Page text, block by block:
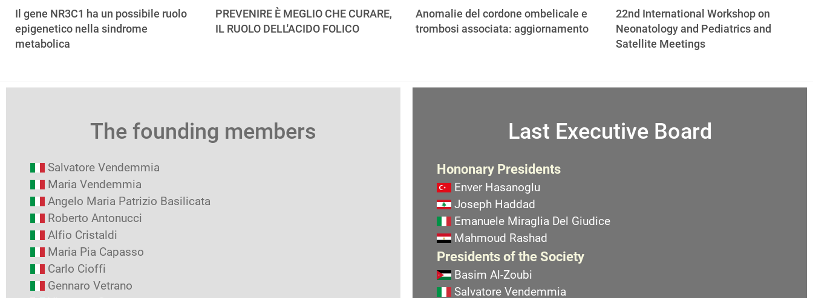
Il gene NR3C1 ha un possibile ruolo
epigenetico nella sindrome
metabolica
PREVENIRE È MEGLIO CHE CURARE,
IL RUOLO DELL'ACIDO FOLICO
Anomalie del cordone ombelicale e
trombosi associata: aggiornamento
22nd International Workshop on
Neonatology and Pediatrics and
Satellite Meetings
The founding members
Salvatore Vendemmia
Maria Vendemmia
Angelo Maria Patrizio Basilicata
Roberto Antonucci
Alfio Cristaldi
Maria Pia Capasso
Carlo Cioffi
Gennaro Vetrano
Last Executive Board
Hononary Presidents
Enver Hasanoglu
Joseph Haddad
Emanuele Miraglia Del Giudice
Mahmoud Rashad
Presidents of the Society
Basim Al-Zoubi
Salvatore Vendemmia